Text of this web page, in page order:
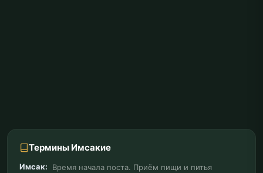
Термины Имсакие
Имсак:
Время начала поста. Приём пищи и питья